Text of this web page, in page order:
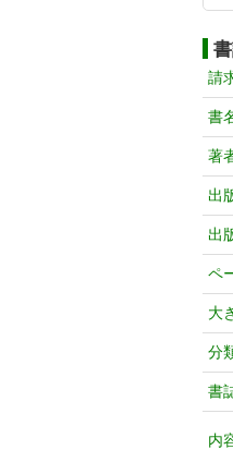
請
書
著
出
出
ペ
大
分
書
内